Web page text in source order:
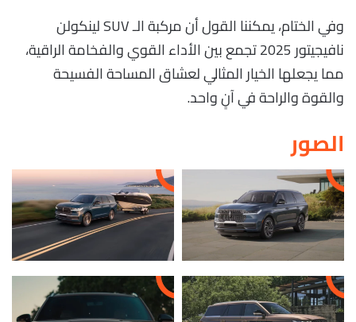
وفي الختام، يمكننا القول أن مركبة الـ SUV لينكولن
نافيجيتور 2025 تجمع بين الأداء القوي والفخامة الراقية،
مما يجعلها الخيار المثالي لعشاق المساحة الفسيحة
والقوة والراحة في آنٍ واحد.
الصور